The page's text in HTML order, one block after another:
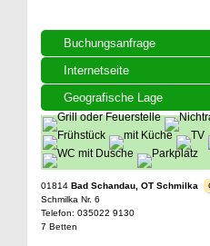
Buchungsanfrage
Internetseite
Geografische Lage
01814 Bad Schandau, OT Schmilka
Schmilka Nr. 6
Telefon: 035022 9130
7 Betten